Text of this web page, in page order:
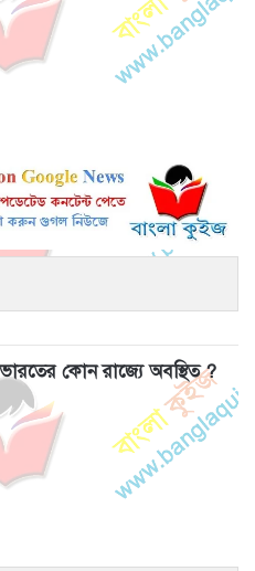
কোন রাজ্যে অবস্থিত ?